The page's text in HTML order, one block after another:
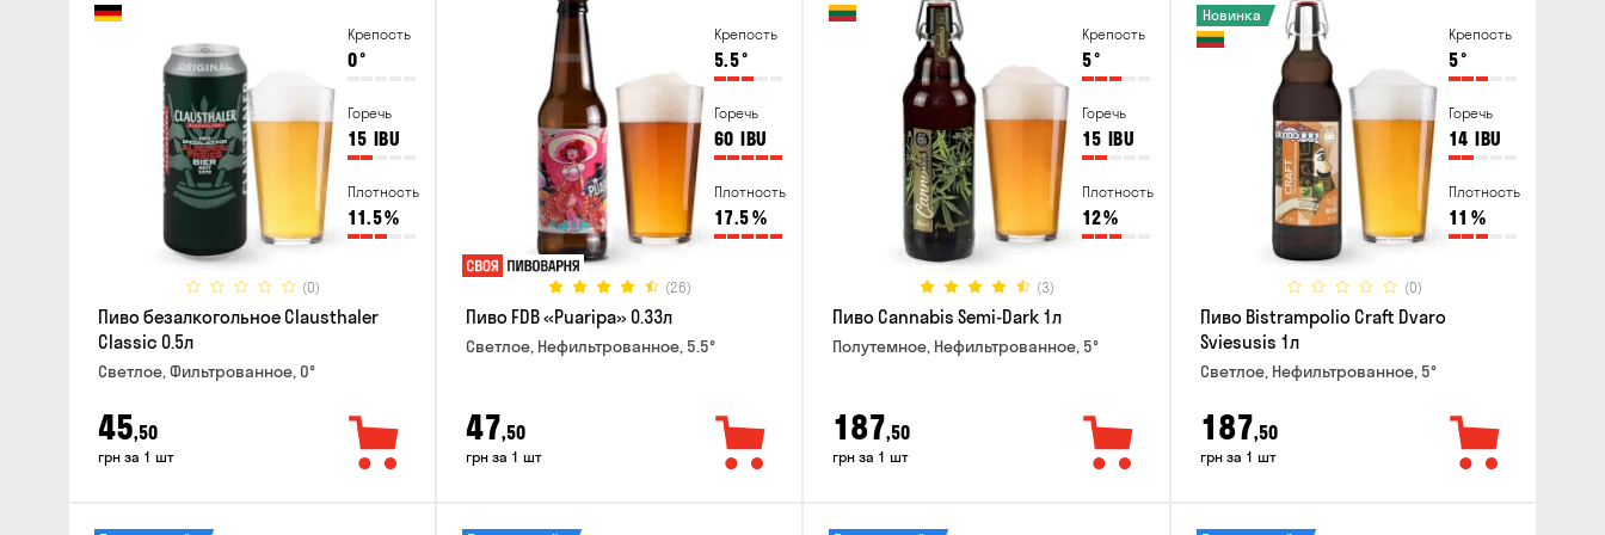
Крепость
0°
Горечь
15 IBU
Плотность
11.5%
(0)
Пиво безалкогольное Clausthaler
Classic 0.5л
Светлое, Фильтрованное, 0°
45,50
грн за 1 шт
Крепость
5.5°
Горечь
60 IBU
Плотность
17.5%
(26)
Пиво FDB «Puaripa» 0.33л
Светлое, Нефильтрованное, 5.5°
47,50
грн за 1 шт
Крепость
5°
Горечь
15 IBU
Плотность
12%
(3)
Пиво Cannabis Semi-Dark 1л
Полутемное, Нефильтрованное, 5°
187,50
грн за 1 шт
Крепость
5°
Горечь
14 IBU
Плотность
11 %
(0)
Новинка
Пиво Bistrampolio Craft Dvaro
Sviesusis 1л
Светлое, Нефильтрованное, 5°
187,50
грн за 1 шт